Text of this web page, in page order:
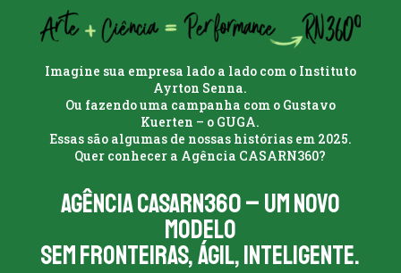
Imagine sua empresa lado a lado com o Instituto
Ayrton Senna.
Ou fazendo uma campanha com o Gustavo
Kuerten – o GUGA.
Essas são algumas de nossas histórias em 2025.
Quer conhecer a Agência CASARN360?
Agência CasaRN360 – um novo
modelo
Sem fronteiras, ágil, inteligente.